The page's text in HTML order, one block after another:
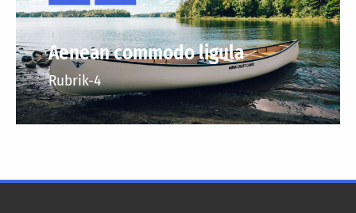
Aenean commodo ligula
Rubrik-4